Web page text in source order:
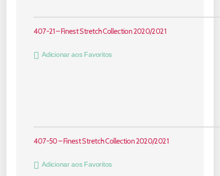
407-21 – Finest Stretch Collection 2020/2021
Adicionar aos Favoritos
407-50 – Finest Stretch Collection 2020/2021
Adicionar aos Favoritos